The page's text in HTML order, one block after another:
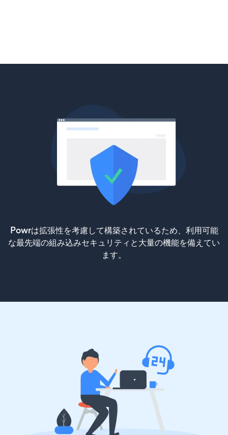
Powrは拡張性を考慮して構築されているため、利用可能
な最先端の組み込みセキュリティと大量の機能を備えてい
ます。